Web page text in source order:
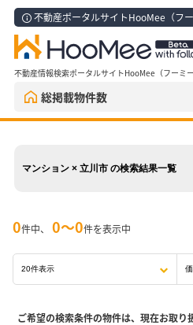
不動産ポータルサイトHooMee（フー
不動産情報検索ポータルサイトHooMee（フーミー
総掲載物件数
マンション × 立川市 の検索結果一覧
0件中、 0〜0件を表示中
ご希望の検索条件の物件は、現在お取り